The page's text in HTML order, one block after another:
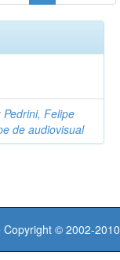
Pedrini, Felipe
de audiovisual
Copyright © 2002-2010